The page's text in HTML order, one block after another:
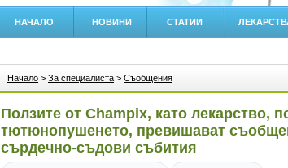
НАЧАЛО НОВИНИ СТАТИИ
Начало > За специалиста > Съобщения
Ползите от Champix, като лекарство,
тютюнопушенето, превишават
сърдечно-съдови събития